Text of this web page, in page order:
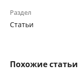
Раздел
Статьи
Похожие статьи